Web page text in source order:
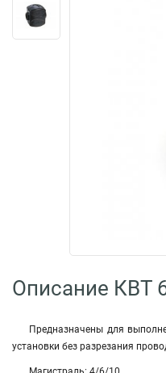
Описание КВТ
Предназначены для
установки без разрезания